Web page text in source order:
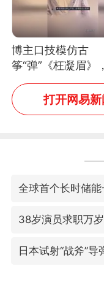
博主口技模仿古
筝“弹”《枉凝眉》
像了～你是吃古
吗？”“或将成为首
不带古筝的选手。”
打开网易